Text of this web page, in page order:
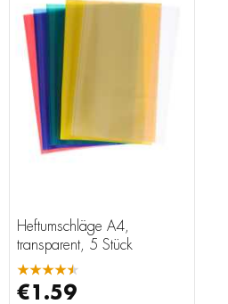
Heftumschläge A4,
transparent, 5 Stück
★★★★★
€1.59